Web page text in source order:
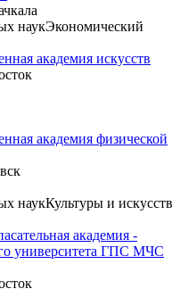
наукЭкономический
академия искусств
академия физической
наукКультуры и искусств
академия -
университета ГПС МЧС